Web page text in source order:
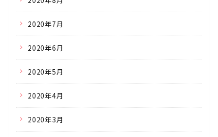
2020年7月
2020年6月
2020年5月
2020年4月
2020年3月